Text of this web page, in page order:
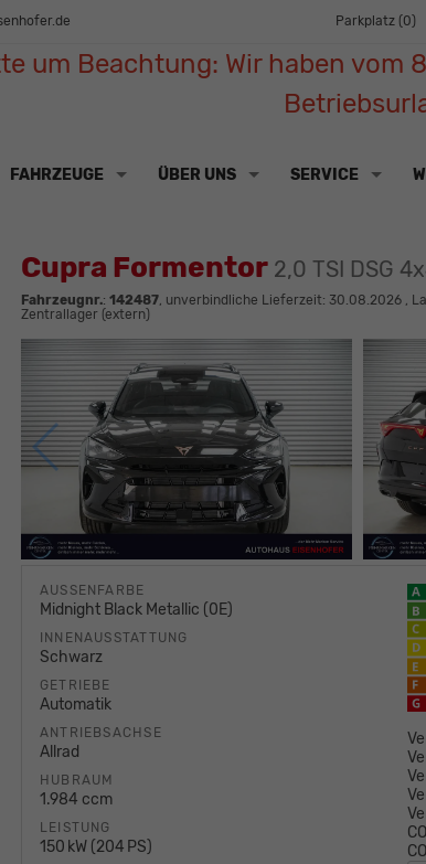
Parkplatz (0)
um Beachtung: Wir haben vom
FAHRZEUGE ÜBER UNS SERVICE
Cupra Formentor 2,0 TSI DSG
Fahrzeugnr.: 142487, unverbindliche Lieferzeit: 30.08.2026,
Zentrallager (extern)
AUSSENFARBE
Midnight Black Metallic (0E)
INNENAUSSTATTUNG
Schwarz
GETRIEBE
Automatik
ANTRIEBSACHSE
Allrad
HUBRAUM
1.984 ccm
LEISTUNG
150 kW (204 PS)
CO
CO